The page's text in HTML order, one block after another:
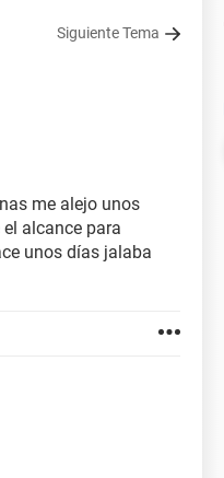
Siguiente Tema
me alejo unos
alcance para
unos días jalaba